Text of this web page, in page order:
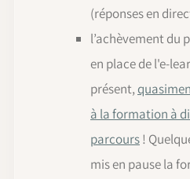
(réponses en
l’achèvement du
en place de l'e-
présent,
à la formation à
parcours!
mis en pause la